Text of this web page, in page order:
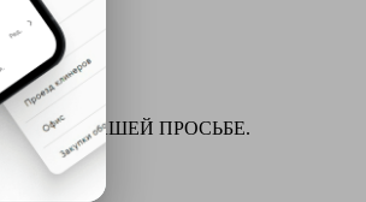
другое ПО ВАШЕЙ ПРОСЬБЕ.